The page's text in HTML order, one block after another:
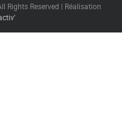
Rights Reserved | Réalisation